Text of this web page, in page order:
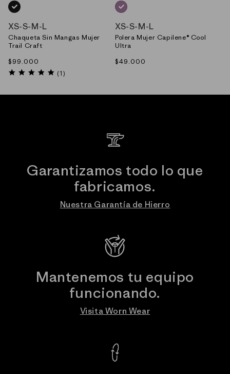
NEGRO_(BLK)
XS-S-M-L
Chaqueta Sin Mangas Mujer
Trail Craft
Precio
habitual
$99.000
5.0
(1)
MORADO_(LQVX)
XS-S-M-L
Polera Mujer Capilene® Cool
Ultra
Precio
$49.000
Garantizamos todo lo que
fabricamos.
Nuestra Garantía de Hierro
Mantenemos tu equipo
funcionando.
Visita Worn Wear